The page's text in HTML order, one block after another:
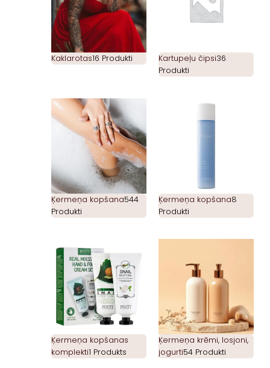
Kaklarotas16 Produkti Kartupeļu čipsi36
Produkti
Ķermeņa kopšana544
Produkti
Ķermeņa kopšana8
Produkti
Ķermeņa kopšanas
komplekti1 Produkts
Ķermeņa krēmi, losjoni,
jogurti54 Produkti